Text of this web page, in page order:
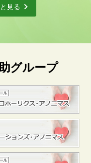
見る
グループ